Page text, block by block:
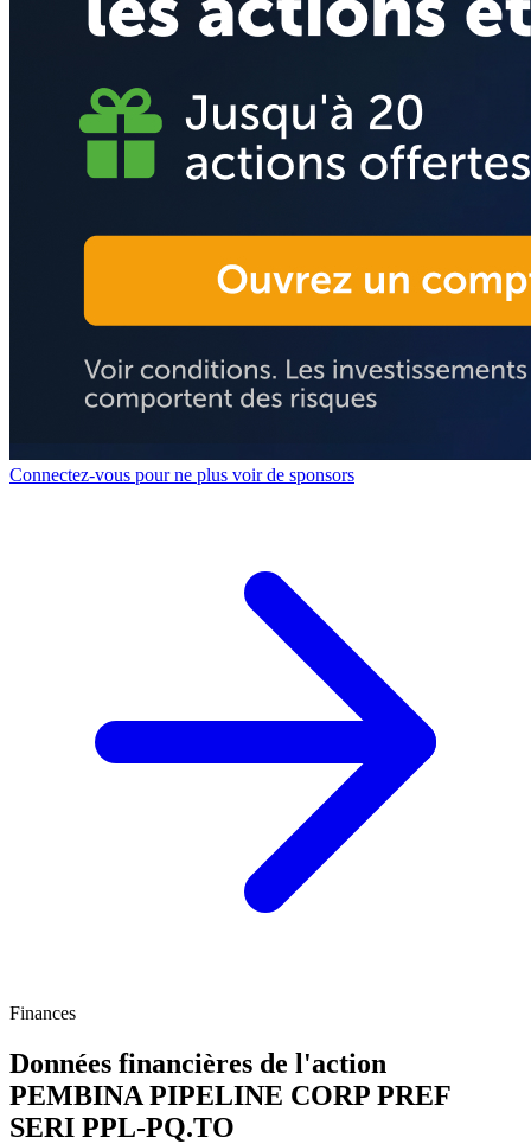
Connectez-vous pour ne plus voir de sponsors
Finances
Données financières de l'action
PEMBINA PIPELINE CORP PREF
SERI PPL-PQ.TO